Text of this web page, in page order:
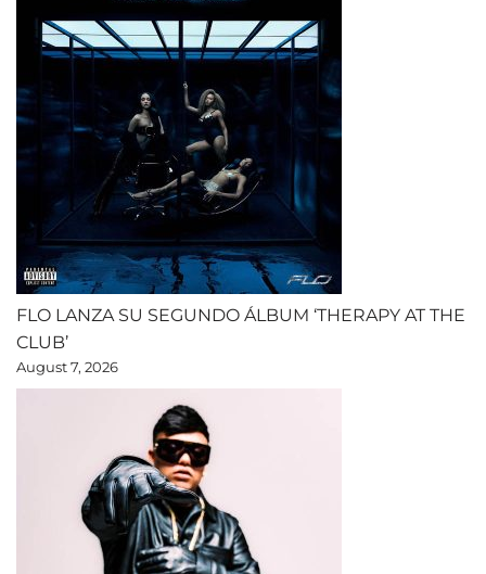
FLO LANZA SU SEGUNDO ÁLBUM ‘THERAPY AT THE
CLUB’
August 7, 2026